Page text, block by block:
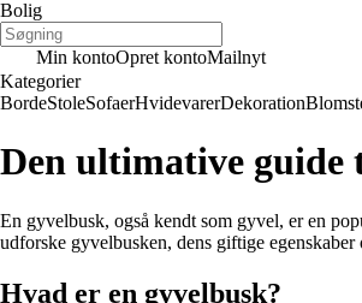
Bolig
Min kontoOpret kontoMailnyt
Kategorier
BordeStoleSofaerHvidevarerDekoration
Den ultimative guide
En gyvelbusk, også kendt som gyvel, er en
udforske gyvelbusken, dens giftige
Hvad er en gyvelbusk?